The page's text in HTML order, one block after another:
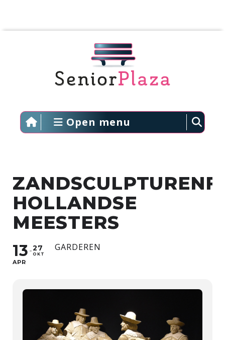
Open menu
HOLLANDSE
MEESTERS
13
APR
27
OKT
GARDEREN